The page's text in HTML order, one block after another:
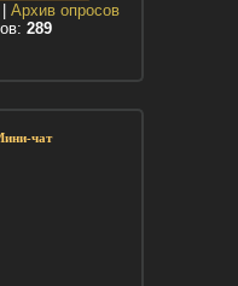
Архив опросов
289
чат